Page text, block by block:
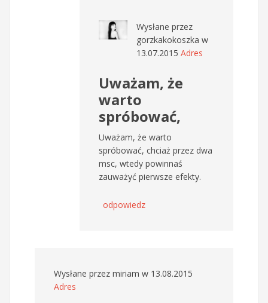
Wysłane przez
gorzkakokoszka w
13.07.2015 Adres
Uważam, że
warto
spróbować,
Uważam, że warto
spróbować, chciaż przez dwa
msc, wtedy powinnaś
zauważyć pierwsze efekty.
odpowiedz
Wysłane przez miriam w 13.08.2015
Adres